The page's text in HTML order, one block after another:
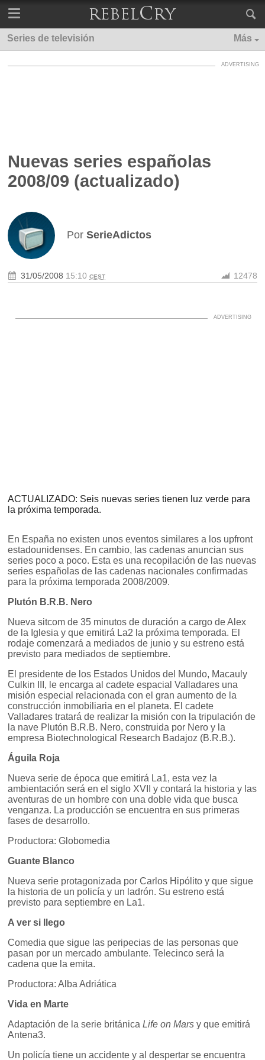
Series de televisión Más
Nuevas series españolas
2008/09 (actualizado)
PorSerieAdictos
31/05/2008 15:10CEST 12478
ACTUALIZADO: Seis nuevas series tienen luz verde para
la próxima temporada.
En España no existen unos eventos similares a los upfront
estadounidenses. En cambio, las cadenas anuncian sus
series poco a poco. Esta es una recopilación de las nuevas
series españolas de las cadenas nacionales confirmadas
para la próxima temporada 2008/2009.
Plutón B.R.B. Nero
Nueva sitcom de 35 minutos de duración a cargo de Alex
de la Iglesia y que emitirá La2 la próxima temporada. El
rodaje comenzará a mediados de junio y su estreno está
previsto para mediados de septiembre.
El presidente de los Estados Unidos del Mundo, Macauly
Culkin III, le encarga al cadete espacial Valladares una
misión especial relacionada con el gran aumento de la
construcción inmobiliaria en el planeta. El cadete
Valladares tratará de realizar la misión con la tripulación de
la nave Plutón B.R.B. Nero, construida por Nero y la
empresa Biotechnological Research Badajoz (B.R.B.).
Águila Roja
Nueva serie de época que emitirá La1, esta vez la
ambientación será en el siglo XVII y contará la historia y las
aventuras de un hombre con una doble vida que busca
venganza. La producción se encuentra en sus primeras
fases de desarrollo.
Productora: Globomedia
Guante Blanco
Nueva serie protagonizada por Carlos Hipólito y que sigue
la historia de un policía y un ladrón. Su estreno está
previsto para septiembre en La1.
A ver si llego
Comedia que sigue las peripecias de las personas que
pasan por un mercado ambulante. Telecinco será la
cadena que la emita.
Productora: Alba Adriática
Vida en Marte
Adaptación de la serie británicaLife on Mars y que emitirá
Antena3.
Un policía tiene un accidente y al despertar se encuentra